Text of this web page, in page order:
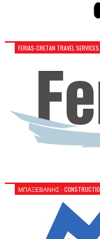
FERIAS-CRETAN TRAVEL SERVICES
ΜΠΑΞΕΒΑΝΗΣ -